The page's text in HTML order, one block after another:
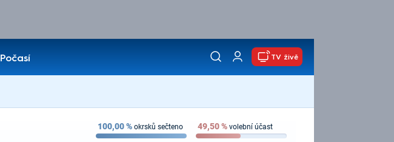
Počasí
TV živě
100,00% okrsků sečteno 49,50% volební účast